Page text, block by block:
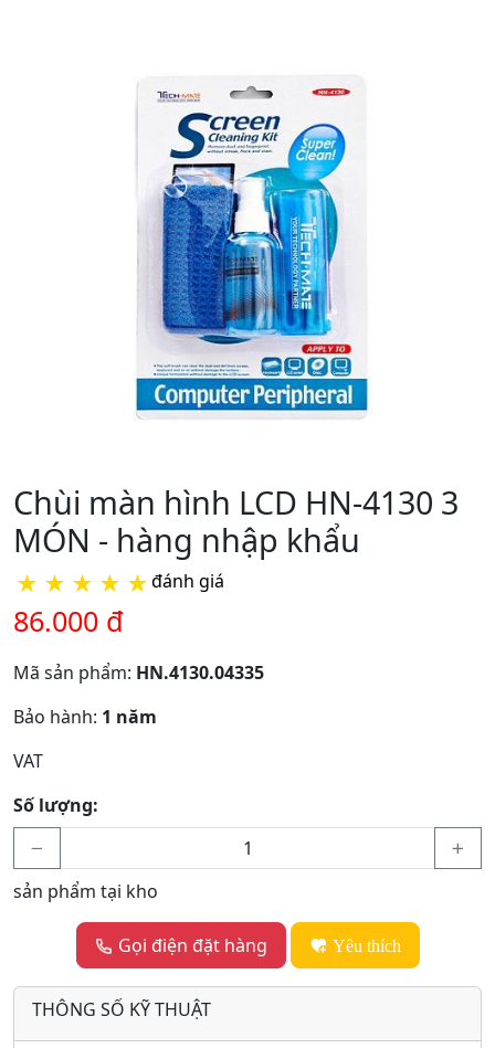
Chùi màn hình LCD HN-4130 3
MÓN - hàng nhập khẩu
★ ★ ★ ★ ★đánh giá
86.000 đ
Mã sản phẩm: HN.4130.04335
Bảo hành: 1 năm
VAT
Số lượng:
sản phẩm tại kho
Gọi điện đặt hàng Yêu thích
THÔNG SỐ KỸ THUẬT